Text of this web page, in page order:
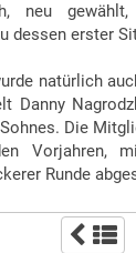
neu
dessen erster
natürlich
Danny
Die
Vorjahren,
Runde